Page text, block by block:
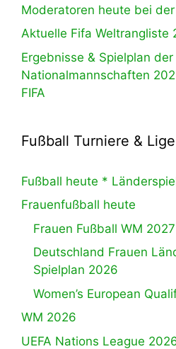
Moderatoren heute bei
Aktuelle Fifa Weltrangliste
Ergebnisse & Spielplan
Nationalmannschaften
FIFA
Fußball Turniere &
Fußball heute *
Frauenfußball heute
Frauen Fußball WM
Deutschland Frauen
Spielplan 2026
Women’s European
WM 2026
UEFA Nations League